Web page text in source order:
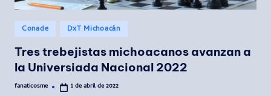
Publicado
en
Conade DxT Michoacán
Tres trebejistas michoacanos avanzan a
la Universiada Nacional 2022
Publicado
fanaticosme 1 de abril de 2022